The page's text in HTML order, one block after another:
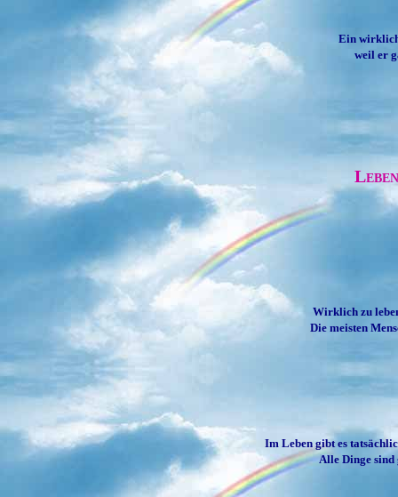
Ein
weil er
Wirklich zu
Die meisten
Im Leben gibt es
Alle Dinge